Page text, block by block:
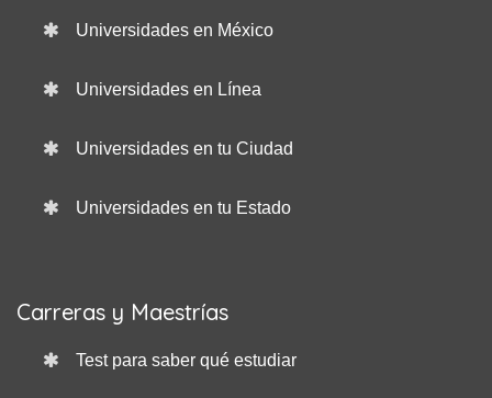
Universidades en México
Universidades en Línea
Universidades en tu Ciudad
Universidades en tu Estado
Carreras y Maestrías
Test para saber qué estudiar